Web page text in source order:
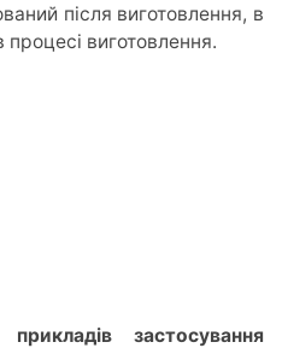
після виготовлення, в
виготовлення.
застосування